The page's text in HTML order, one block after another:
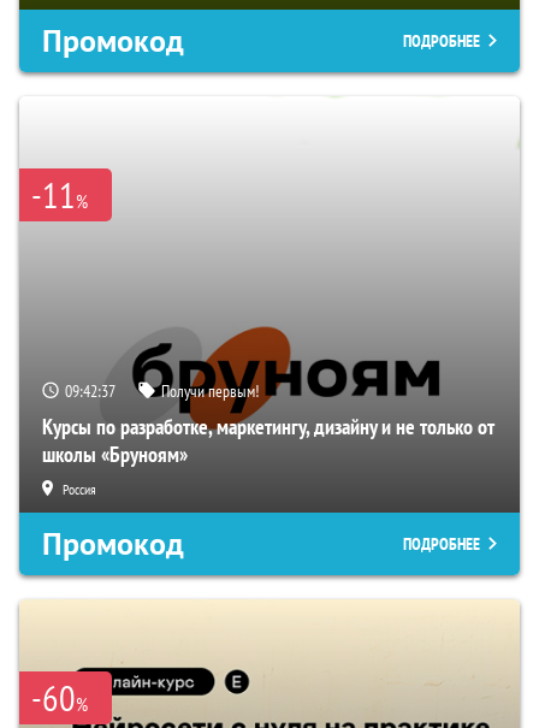
Промокод ПОДРОБНЕЕ
-11%
09:42:36 Получи первым!
Курсы по разработке, маркетингу, дизайну и не только от
школы «Бруноям»
Россия
Промокод ПОДРОБНЕЕ
-60%